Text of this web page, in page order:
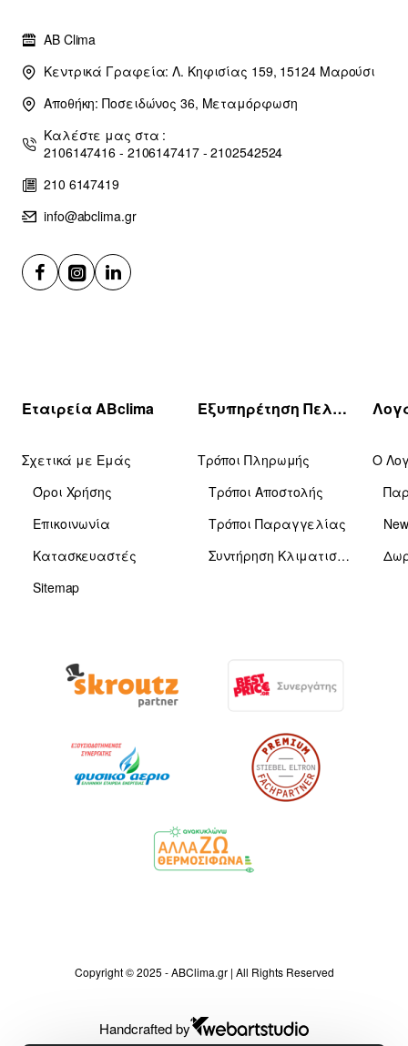
AB Clima
Κεντρικά Γραφεία: Λ. Κηφισίας 159, 15124 Μαρούσι
Αποθήκη: Ποσειδώνος 36, Μεταμόρφωση
Καλέστε μας στα :
2106147416 - 2106147417 - 2102542524
210 6147419
info@abclima.gr
Εταιρεία ABclima
Σχετικά με Εμάς
Όροι Χρήσης
Επικοινωνία
Κατασκευαστές
Sitemap
Εξυπηρέτηση Πελατών
Τρόποι Πληρωμής
Τρόποι Αποστολής
Τρόποι Παραγγελίας
Συντήρηση Κλιματιστικών
Ο
Copyright © 2025 - ABClima.gr | All Rights Reserved
Handcrafted by